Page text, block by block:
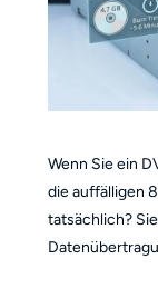
Wenn Sie ein
die auffälligen
tatsächlich?